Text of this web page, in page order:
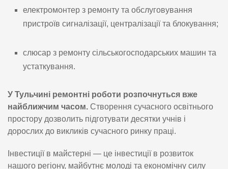
електромонтер з ремонту та обслуговування
пристроїв сигналізації, централізації та блокування;
слюсар з ремонту сільськогосподарських машин та
устаткування.
У Тульчині ремонтні роботи розпочнуться вже
найближчим часом. Створення сучасного освітнього
простору дозволить підготувати десятки учнів і
дорослих до викликів сучасного ринку праці.
Інвестиції в майстерні — це інвестиції в розвиток
нашого регіону, майбутнє молоді та економічну силу